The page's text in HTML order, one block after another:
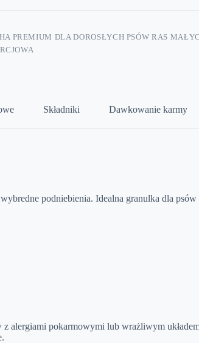
PREMIUM DLA DOROSŁYCH PSÓW RAS
Składniki Dawkowanie karmy
podniebienia. Idealna granulka dla psów
alergiami pokarmowymi lub wrażliwym